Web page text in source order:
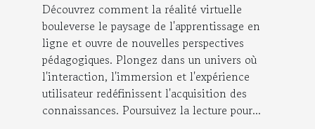
Découvrez comment la réalité virtuelle
bouleverse le paysage de l'apprentissage en
ligne et ouvre de nouvelles perspectives
pédagogiques. Plongez dans un univers où
l'interaction, l'immersion et l'expérience
utilisateur redéfinissent l'acquisition des
connaissances. Poursuivez la lecture pour...